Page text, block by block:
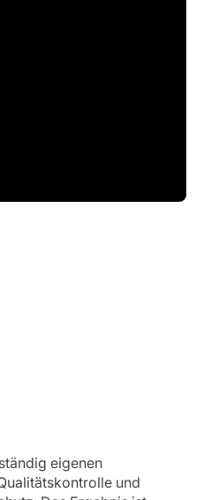
eigenen
und